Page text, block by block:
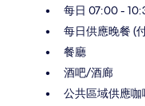
每日 07:00 -
每日供應晚餐 (
餐廳
酒吧/酒廊
公共區域供應